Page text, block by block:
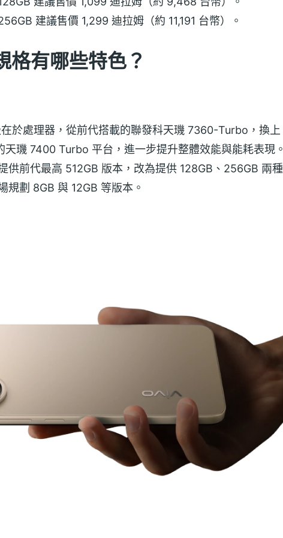
建議售價 1,299 迪拉姆（約 11,191 台幣）。
有哪些特色？
於處理器，從前代搭載的聯發科天璣 7360-Turbo，換上
璣 7400 Turbo 平台，進一步提升整體效能與能耗表現。
供前代最高 512GB 版本，改為提供 128GB、256GB 兩種
規劃 8GB 與 12GB 等版本。